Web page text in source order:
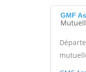
GMF